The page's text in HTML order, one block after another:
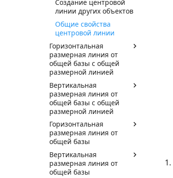
Создание центровой
линии других объектов
Общие свойства
центровой линии
Горизонтальная
размерная линия от
общей базы с общей
размерной линией
Вертикальная
размерная линия от
общей базы с общей
размерной линией
Горизонтальная
размерная линия от
общей базы
Вертикальная
размерная линия от
общей базы